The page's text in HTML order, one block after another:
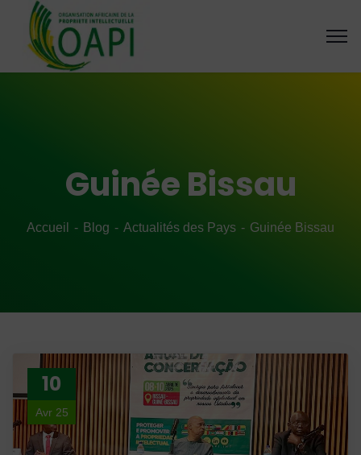
Guinée Bissau
Accueil Blog Actualités des Pays Guinée Bissau
10
Avr 25